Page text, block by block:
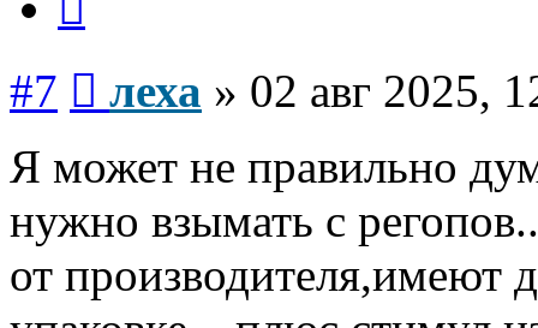
#7 леха » 02 авг 2025,
Я может не правильно
нужно взымать с
от производителя,имеют